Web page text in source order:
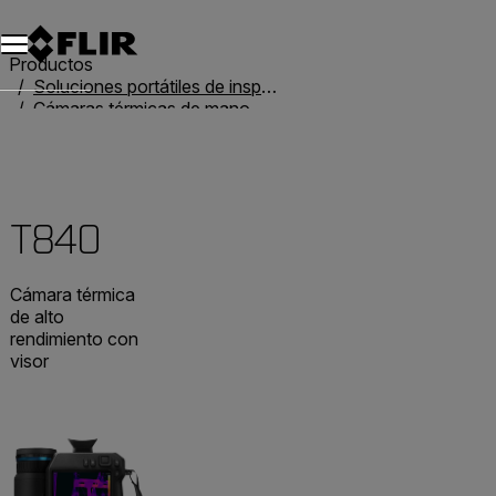
Productos
Soluciones portátiles de inspección
Cámaras térmicas de mano
T840
Cámara térmica
de alto
rendimiento con
visor